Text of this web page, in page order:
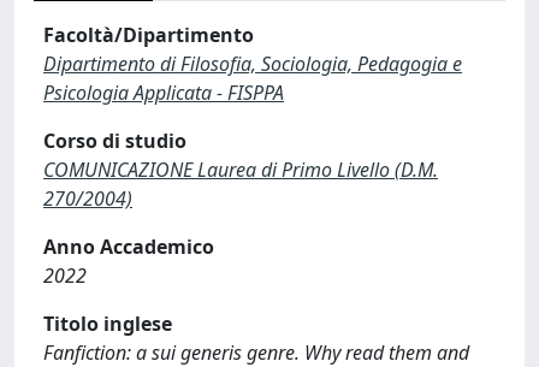
Facoltà/Dipartimento
Dipartimento di Filosofia, Sociologia, Pedagogia e
Psicologia Applicata - FISPPA
Corso di studio
COMUNICAZIONE Laurea di Primo Livello (D.M.
270/2004)
Anno Accademico
2022
Titolo inglese
Fanfiction: a sui generis genre. Why read them and